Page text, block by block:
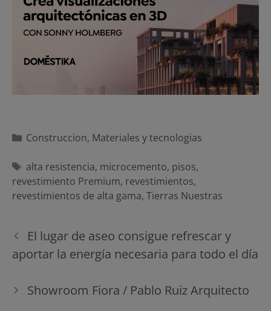
Categorías
Construccion, Materiales y tecnologias
Etiquetas
alta resistencia, microcemento, pisos,
revestimiento Premium, revestimientos,
revestimientos de alta gama, Tierras Nuestras
Navegación
entradas
El lugar de aseo consigue refrescar y
aportar la energía necesaria para todo el día
Showroom Fiora / Pablo Ruiz Arquitecto